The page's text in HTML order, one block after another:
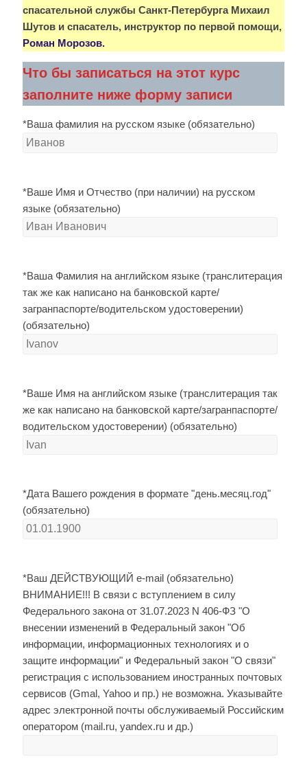
спасательной службы Санкт-Петербурга Михаил
Шутов и спасатель, инструктор по первой помощи,
Роман Морозов.
Что бы записаться на этот курс
заполните ниже форму записи
*Ваша фамилия на русском языке (обязательно)
*Ваше Имя и Отчество (при наличии) на русском
языке (обязательно)
*Ваша Фамилия на английском языке (транслитерация
так же как написано на банковской карте/
загранпаспорте/водительском удостоверении)
(обязательно)
*Ваше Имя на английском языке (транслитерация так
же как написано на банковской карте/загранпаспорте/
водительском удостоверении) (обязательно)
*Дата Вашего рождения в формате "день.месяц.год"
(обязательно)
*Ваш ДЕЙСТВУЮЩИЙ e-mail (обязательно)
ВНИМАНИЕ!!! В связи с вступлением в силу
Федерального закона от 31.07.2023 N 406-ФЗ "О
внесении изменений в Федеральный закон "Об
информации, информационных технологиях и о
защите информации" и Федеральный закон "О связи"
регистрация с использованием иностранных почтовых
сервисов (Gmal, Yahoo и пр.) не возможна. Указывайте
адрес электронной почты обслуживаемый Российским
оператором (mail.ru, yandex.ru и др.)